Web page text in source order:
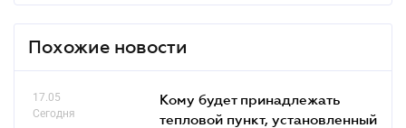
Похожие новости
17.05
Сегодня
Кому будет принадлежать
тепловой пункт, установленный